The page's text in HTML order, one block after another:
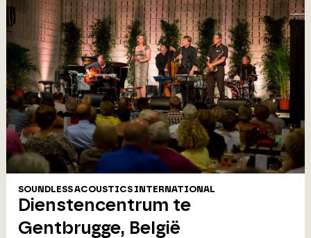
SOUNDLESS ACOUSTICS INTERNATIONAL
Dienstencentrum te
Gentbrugge, België